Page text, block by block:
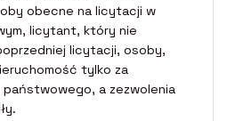
obecne na licytacji w
licytant, który nie
licytacji, osoby,
tylko za
państwowego, a zezwolenia